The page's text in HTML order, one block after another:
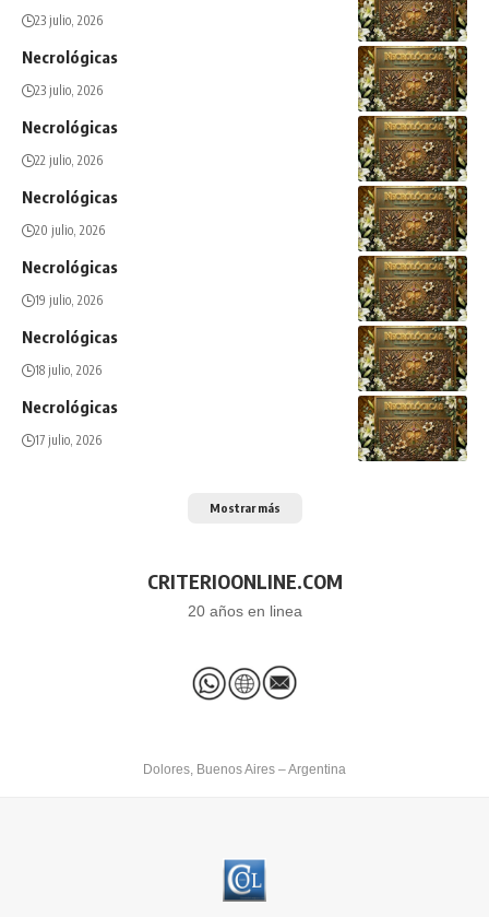
23 julio, 2026
Necrológicas
23 julio, 2026
Necrológicas
22 julio, 2026
Necrológicas
20 julio, 2026
Necrológicas
19 julio, 2026
Necrológicas
18 julio, 2026
Necrológicas
17 julio, 2026
Mostrar más
CRITERIOONLINE.COM
20 años en linea
Dolores, Buenos Aires – Argentina